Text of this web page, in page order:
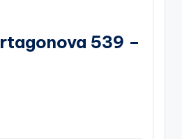
539 –